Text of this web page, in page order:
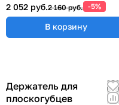
2 052 руб.2 160 руб. -5%
В корзину
Держатель для
плоскогубцев